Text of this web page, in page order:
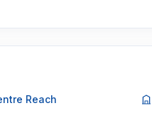
Reach